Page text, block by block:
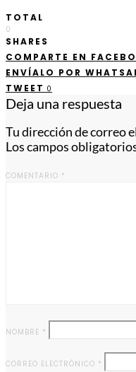
TOTAL
0
SHARES
COMPARTE EN
ENVÍALO POR
TWEET 0
Deja una respuesta
Tu dirección de correo
Los campos
COMENTARIO *
NOMBRE *
CORREO ELECTRÓNICO *